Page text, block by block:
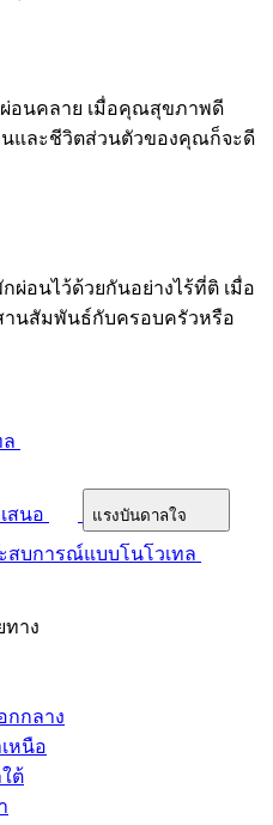
อนคลาย เมื่อคุณสุขภาพดี
นและชีวิตส่วนตัวของคุณก็จะดี
ผ่อนไว้ด้วยกันอย่างไร้ที่ติ เมื่อ
สานสัมพันธ์กับครอบครัวหรือ
สนอ แรงบันดาลใจ
สบการณ์แบบโนโวเทล
ทาง
กกลาง
หนือ
ต้